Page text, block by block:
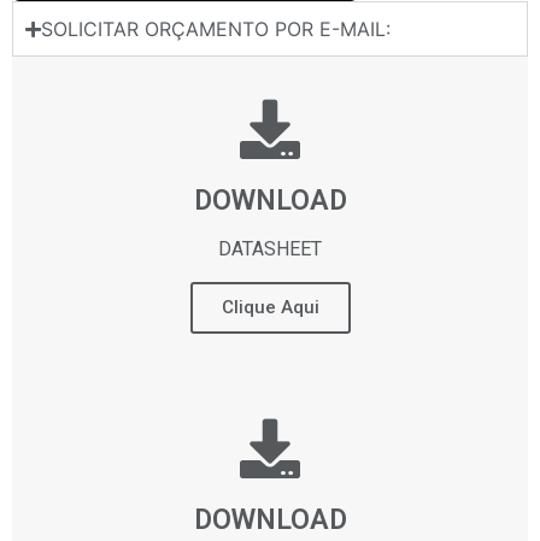
SOLICITAR ORÇAMENTO POR E-MAIL:
DOWNLOAD
DATASHEET
Clique Aqui
DOWNLOAD